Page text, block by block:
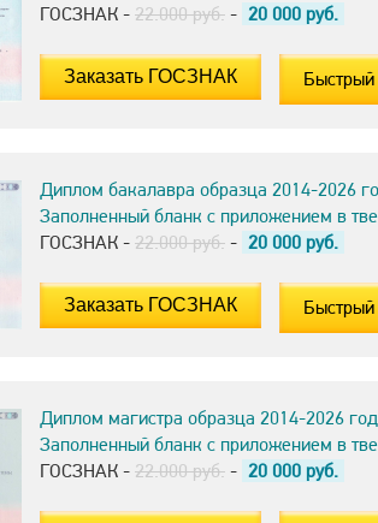
ГОСЗНАК - 22.000 руб. - 20 000 руб.
Быстрый
Диплом бакалавра образца 2014-2026
Заполненный бланк с приложением в
ГОСЗНАК - 22.000 руб. - 20 000 руб.
Быстрый
Диплом магистра образца 2014-2026
Заполненный бланк с приложением в
ГОСЗНАК - 22.000 руб. - 20 000 руб.